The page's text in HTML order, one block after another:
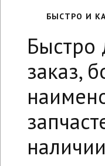
БЫСТРО И
Быстро
заказ,